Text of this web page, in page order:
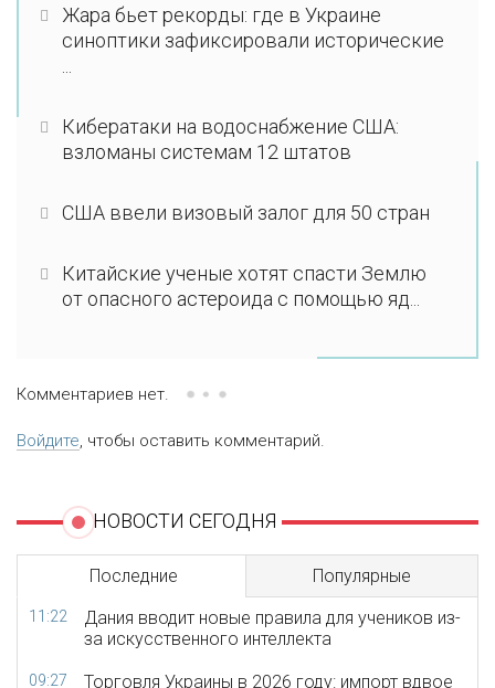
Жара бьет рекорды: где в Украине
синоптики зафиксировали исторические
Кибератаки на водоснабжение США:
взломаны системам 12 штатов
США ввели визовый залог для 50 стран
Китайские ученые хотят спасти Землю
от опасного астероида с помощью яд...
Комментариев нет.
Войдите, чтобы оставить комментарий.
НОВОСТИ СЕГОДНЯ
Последние Популярные
11:22
Дания вводит новые правила для учеников из-
за искусственного интеллекта
09:27
Торговля Украины в 2026 году: импорт вдвое